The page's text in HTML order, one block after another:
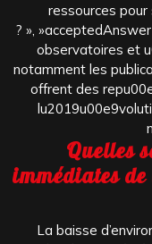
ressources pour
? »,
observatoires et
notamment les
offrent des
Quelles
immédiates
La baisse